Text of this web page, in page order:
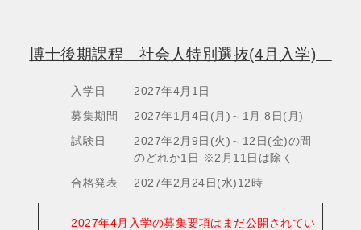
博士後期課程 社会人特別選抜(4月入学)
入学日
2027年4月1日
募集期間
2027年1月4日(月)～1月 8日(月)
試験日
2027年2月9日(火)～12日(金)の間
のどれか1日 ※2月11日は除く
合格発表
2027年2月24日(水)12時
2027年4月入学の募集要項はまだ公開されてい